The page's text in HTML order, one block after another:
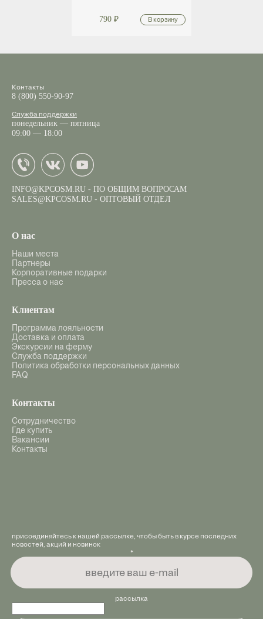
790 ₽
присоединяйтесь к нашей рассылке, чтобы быть в курсе последних
новостей, акций и новинок
*
рассылка
Контакты
8 (800) 550-90-97
Служба поддержки
понедельник — пятница
09:00 — 18:00
INFO@KPCOSM.RU - ПО ОБЩИМ ВОПРОСАМ
SALES@KPCOSM.RU - ОПТОВЫЙ ОТДЕЛ
О нас
Наши места
Партнеры
Корпоративные подарки
Пресса о нас
Клиентам
Программа лояльности
Доставка и оплата
Экскурсии на ферму
Служба поддержки
Политика обработки персональных данных
FAQ
Контакты
Сотрудничество
Где купить
Вакансии
Контакты